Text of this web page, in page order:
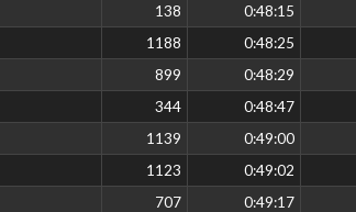
138 0:48:15
1188 0:48:25
899 0:48:29
344 0:48:47
1139 0:49:00
1123 0:49:02
707 0:49:17